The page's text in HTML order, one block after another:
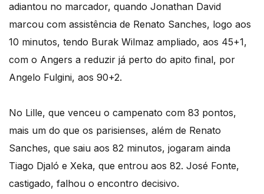
adiantou no marcador, quando Jonathan David
marcou com assistência de Renato Sanches, logo aos
10 minutos, tendo Burak Wilmaz ampliado, aos 45+1,
com o Angers a reduzir já perto do apito final, por
Angelo Fulgini, aos 90+2.
No Lille, que venceu o campenato com 83 pontos,
mais um do que os parisienses, além de Renato
Sanches, que saiu aos 82 minutos, jogaram ainda
Tiago Djaló e Xeka, que entrou aos 82. José Fonte,
castigado, falhou o encontro decisivo.